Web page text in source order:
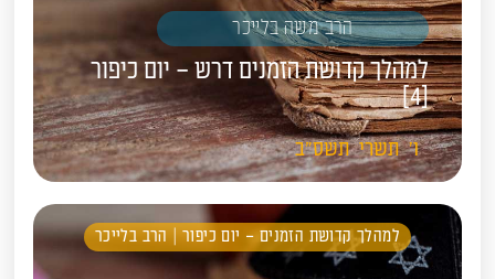
הרב משה בלייכר
למהלך קדושת הזמנים דרש – יום כיפור
[4]
ו' תשרי תשס"ב
למהלך קדושת הזמנים – יום כיפור | הרב בלייכר